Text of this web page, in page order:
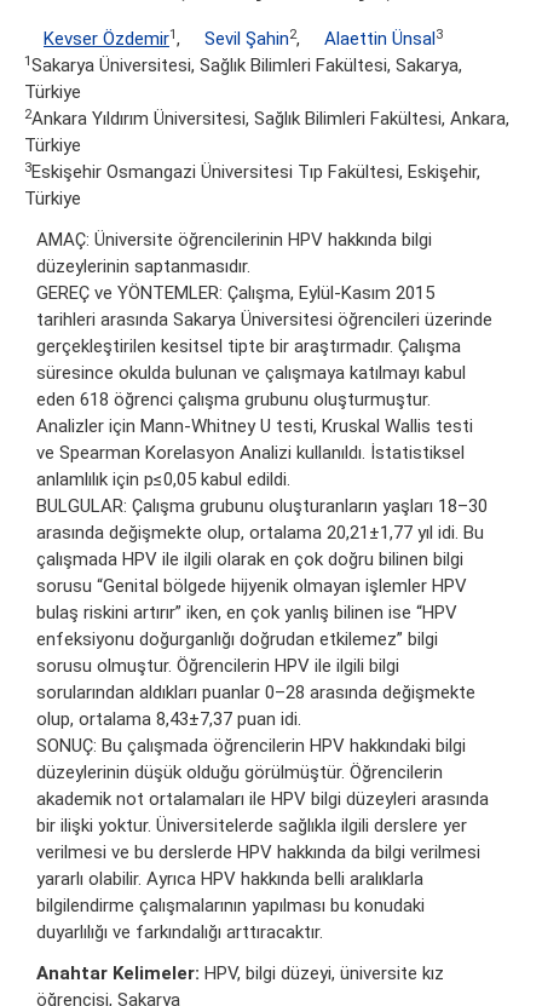
Kevser Özdemir1, Sevil Şahin2, Alaettin Ünsal3
1Sakarya Üniversitesi, Sağlık Bilimleri Fakültesi, Sakarya,
Türkiye
2Ankara Yıldırım Üniversitesi, Sağlık Bilimleri Fakültesi, Ankara,
Türkiye
3Eskişehir Osmangazi Üniversitesi Tıp Fakültesi, Eskişehir,
Türkiye
AMAÇ: Üniversite öğrencilerinin HPV hakkında bilgi
düzeylerinin saptanmasıdır.
GEREÇ ve YÖNTEMLER: Çalışma, Eylül-Kasım 2015
tarihleri arasında Sakarya Üniversitesi öğrencileri üzerinde
gerçekleştirilen kesitsel tipte bir araştırmadır. Çalışma
süresince okulda bulunan ve çalışmaya katılmayı kabul
eden 618 öğrenci çalışma grubunu oluşturmuştur.
Analizler için Mann-Whitney U testi, Kruskal Wallis testi
ve Spearman Korelasyon Analizi kullanıldı. İstatistiksel
anlamlılık için p≤0,05 kabul edildi.
BULGULAR: Çalışma grubunu oluşturanların yaşları 18–30
arasında değişmekte olup, ortalama 20,21±1,77 yıl idi. Bu
çalışmada HPV ile ilgili olarak en çok doğru bilinen bilgi
sorusu “Genital bölgede hijyenik olmayan işlemler HPV
bulaş riskini artırır” iken, en çok yanlış bilinen ise “HPV
enfeksiyonu doğurganlığı doğrudan etkilemez” bilgi
sorusu olmuştur. Öğrencilerin HPV ile ilgili bilgi
sorularından aldıkları puanlar 0–28 arasında değişmekte
olup, ortalama 8,43±7,37 puan idi.
SONUÇ: Bu çalışmada öğrencilerin HPV hakkındaki bilgi
düzeylerinin düşük olduğu görülmüştür. Öğrencilerin
akademik not ortalamaları ile HPV bilgi düzeyleri arasında
bir ilişki yoktur. Üniversitelerde sağlıkla ilgili derslere yer
verilmesi ve bu derslerde HPV hakkında da bilgi verilmesi
yararlı olabilir. Ayrıca HPV hakkında belli aralıklarla
bilgilendirme çalışmalarının yapılması bu konudaki
duyarlılığı ve farkındalığı arttıracaktır.
Anahtar Kelimeler: HPV, bilgi düzeyi, üniversite kız
öğrencisi, Sakarya